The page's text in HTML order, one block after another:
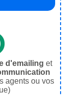
d'emailing et
agents ou vos